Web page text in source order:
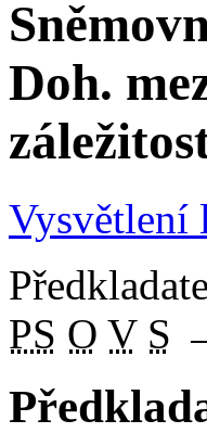
Doh.
Vysvětlení
PS O V S